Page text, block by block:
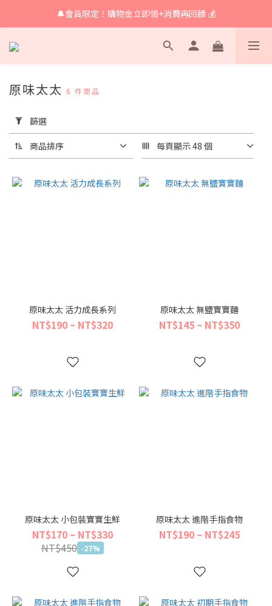
🔔 育兒好物滿額享免運🔔
🔔會員限定！購物金立即領+消費再回饋 💰
🔔 育兒好物滿額享免運🔔
用
篩
選
(0/20)
價格
原味太太 6 件商品
篩選
商品排序 每頁顯示 48 個
原味太太 活力成長系列
NT$190 ~ NT$320
原味太太 無鹽寶寶麵
NT$145 ~ NT$350
原味太太 小包裝寶寶生鮮
NT$170 ~ NT$330
NT$450 -27%
原味太太 進階手指食物
NT$190 ~ NT$245